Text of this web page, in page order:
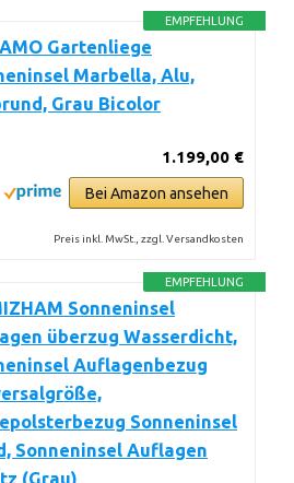
EMPFEHLUNG
Gartenliege
Marbella, Alu,
Grau Bicolor
1.199,00 €
Bei Amazon ansehen
Preis inkl. MwSt., zzgl. Versandkosten
EMPFEHLUNG
Sonneninsel
überzug Wasserdicht,
Auflagenbezug
Sonneninsel
Sonneninsel Auflagen
(Grau)